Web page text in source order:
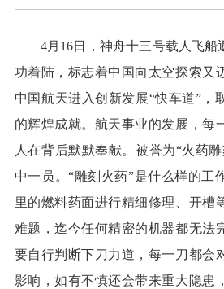
4月16日，神舟十三号载人飞船
功着陆，标志着中国向太空探索又
中国航天进入创新发展“快车道”，
的辉煌成就。航天事业的发展，每
人在背后默默奉献。被誉为“火药
中一员。“雕刻火药”是什么样的工
里的燃料药面进行精细修理、开槽
难题，迄今任何精密的机器都无法
要自行判断下刀力道，每一刀都会
影响，如有不慎还会带来重大隐患